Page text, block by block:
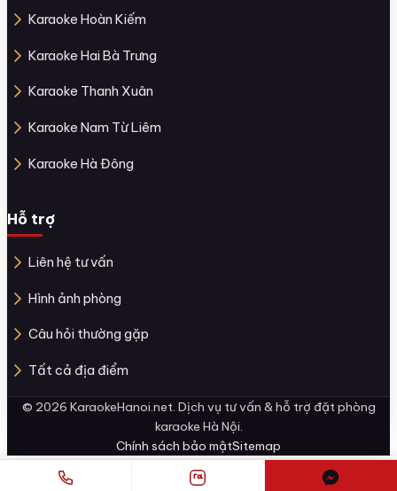
Karaoke Hoàn Kiếm
Karaoke Hai Bà Trưng
Karaoke Thanh Xuân
Karaoke Nam Từ Liêm
Karaoke Hà Đông
Hỗ trợ
Liên hệ tư vấn
Hình ảnh phòng
Câu hỏi thường gặp
Tất cả địa điểm
© 2026 KaraokeHanoi.net. Dịch vụ tư vấn & hỗ trợ đặt phòng
karaoke Hà Nội.
Chính sách bảo mậtSitemap